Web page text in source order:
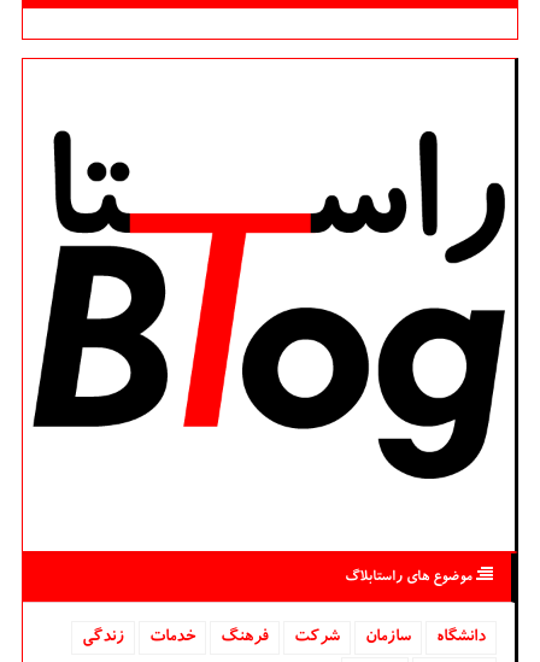
موضوع های راستابلاگ
دانشگاه‌ سازمان شركت فرهنگ خدمات
زندگی